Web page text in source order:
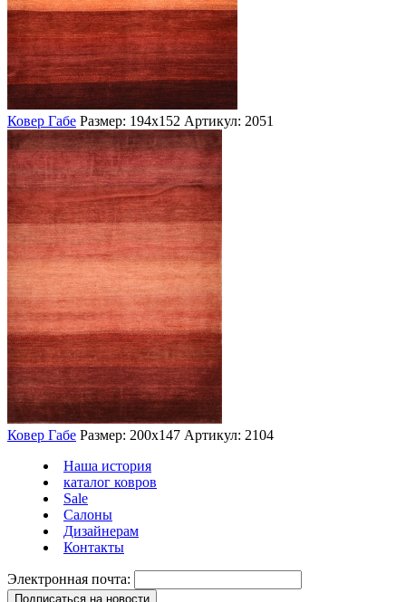
Ковер Габе Размер: 194х152 Артикул: 2051
Ковер Габе Размер: 200х147 Артикул: 2104
Наша история
каталог ковров
Sale
Салоны
Дизайнерам
Контакты
Электронная почта: